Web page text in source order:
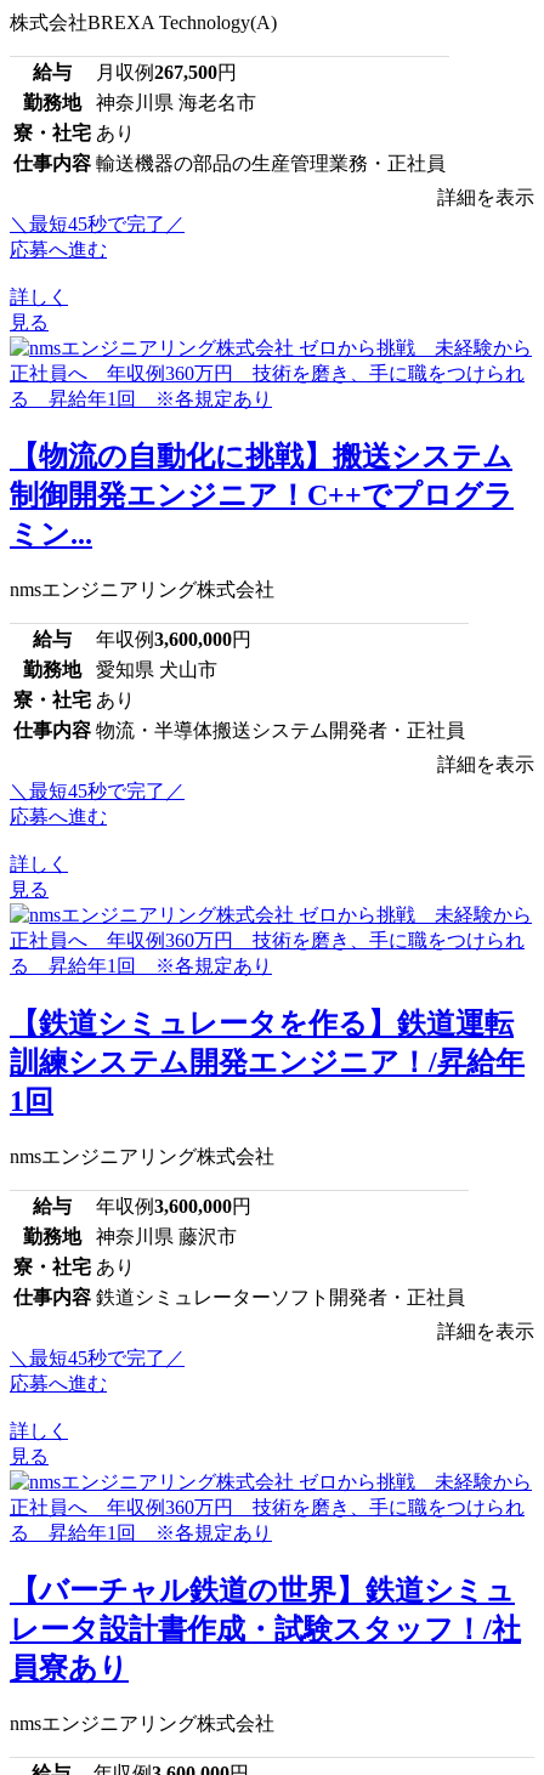
株式会社BREXA Technology(A)
給与 月収例267,500円
勤務地
神奈川県 海老名市
寮・社宅 あり
仕事内容 輸送機器の部品の生産管理業務・正社員
詳細を表示
＼最短45秒で完了／
応募へ進む
詳しく
見る
【物流の自動化に挑戦】搬送システム
制御開発エンジニア！C++でプログラ
ミン...
nmsエンジニアリング株式会社
給与 年収例3,600,000円
勤務地
愛知県 犬山市
寮・社宅 あり
仕事内容 物流・半導体搬送システム開発者・正社員
詳細を表示
＼最短45秒で完了／
応募へ進む
詳しく
見る
【鉄道シミュレータを作る】鉄道運転
訓練システム開発エンジニア！/昇給年
1回
nmsエンジニアリング株式会社
給与 年収例3,600,000円
勤務地
神奈川県 藤沢市
寮・社宅 あり
仕事内容 鉄道シミュレーターソフト開発者・正社員
詳細を表示
＼最短45秒で完了／
応募へ進む
詳しく
見る
【バーチャル鉄道の世界】鉄道シミュ
レータ設計書作成・試験スタッフ！/社
員寮あり
nmsエンジニアリング株式会社